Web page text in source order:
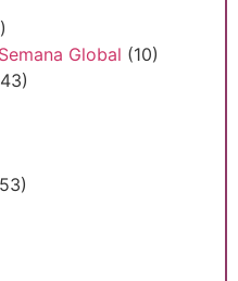
Global (10)